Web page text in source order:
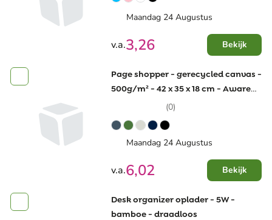
Maandag 24 Augustus
v.a.3,26 Bekijk
Page shopper - gerecycled canvas -
500g/m² - 42 x 35 x 18 cm - Aware™
- korte hengsels
(0)
Maandag 24 Augustus
v.a.6,02 Bekijk
Desk organizer oplader - 5W -
bamboe - draadloos